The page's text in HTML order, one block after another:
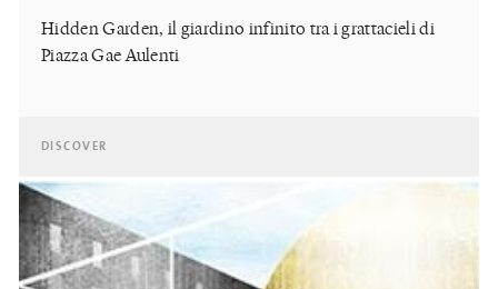
Hidden Garden, il giardino infinito tra i grattacieli di
Piazza Gae Aulenti
DISCOVER